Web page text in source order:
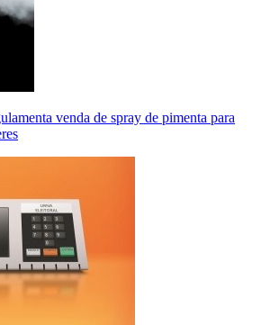
venda de spray de pimenta para